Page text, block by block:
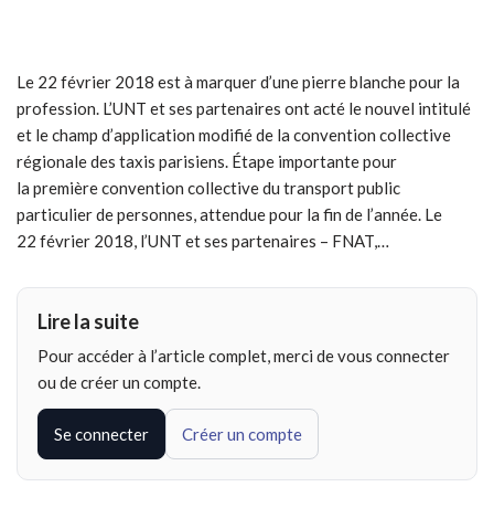
Le 22 février 2018 est à marquer d’une pierre blanche pour la
profession. L’UNT et ses partenaires ont acté le nouvel intitulé
et le champ d’application modifié de la convention collective
régionale des taxis parisiens. Étape importante pour
la première convention collective du transport public
particulier de personnes, attendue pour la fin de l’année. Le
22 février 2018, l’UNT et ses partenaires – FNAT,…
Lire la suite
Pour accéder à l’article complet, merci de vous connecter
ou de créer un compte.
Se connecter Créer un compte